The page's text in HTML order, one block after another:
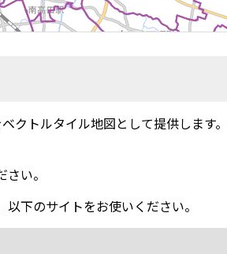
クトルタイル地図として提供します
い。
下のサイトをお使いください。